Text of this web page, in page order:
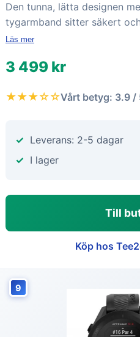
Den tunna, lätta designen
tygarmband sitter säkert
Läs mer
3 499 kr
★★★☆☆Vårt betyg: 3.9 /
Leverans: 2-5 dagar
I lager
Till
Köp hos
9